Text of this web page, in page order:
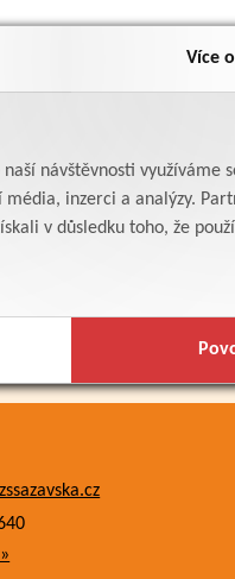
Více
návštěvnosti využíváme
inzerci a analýzy.
v důsledku toho, že